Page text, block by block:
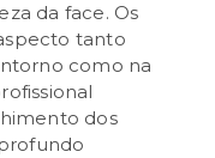
da face. Os
tanto
como na
dos